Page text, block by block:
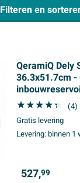
Filteren en
QeramiQ Dely
36.3x51.7cm -
frame - slim
ronde knoppen
(4)
Gratis levering
Levering:binnen 1
527,99